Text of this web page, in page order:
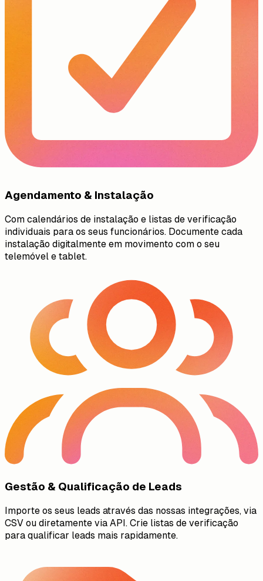
Agendamento & Instalação
Com calendários de instalação e listas de verificação
individuais para os seus funcionários. Documente cada
instalação digitalmente em movimento com o seu
telemóvel e tablet.
Gestão & Qualificação de Leads
Importe os seus leads através das nossas integrações, via
CSV ou diretamente via API. Crie listas de verificação
para qualificar leads mais rapidamente.